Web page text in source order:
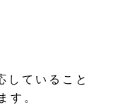
していること
す。